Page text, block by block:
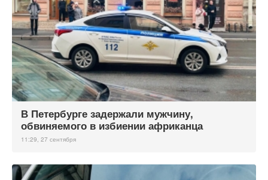
В Петербурге задержали мужчину,
обвиняемого в избиении африканца
11:29, 27 сентября